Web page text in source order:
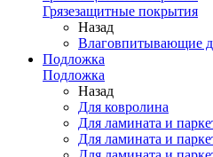
Грязезащитные покрытия
Назад
Влаговпитывающие
Подложка
Подложка
Назад
Для ковролина
Для ламината и
Для ламината и